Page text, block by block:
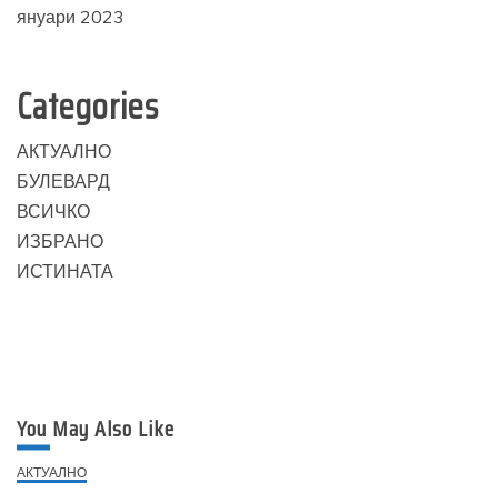
януари 2023
Categories
АКТУАЛНО
БУЛЕВАРД
ВСИЧКО
ИЗБРАНО
ИСТИНАТА
You May Also Like
АКТУАЛНО